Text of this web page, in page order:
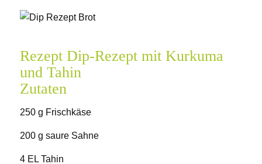
Rezept Dip-Rezept mit Kurkuma
und Tahin
Zutaten
250 g Frischkäse
200 g saure Sahne
4 EL Tahin